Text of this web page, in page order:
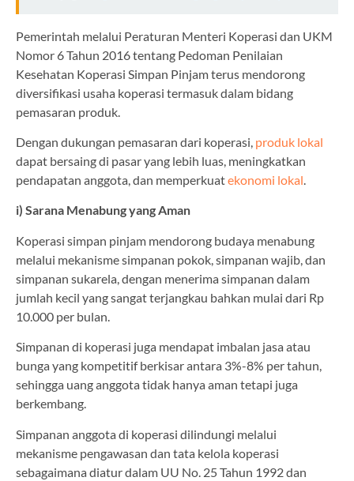
Pemerintah melalui Peraturan Menteri Koperasi dan UKM
Nomor 6 Tahun 2016 tentang Pedoman Penilaian
Kesehatan Koperasi Simpan Pinjam terus mendorong
diversifikasi usaha koperasi termasuk dalam bidang
pemasaran produk.
Dengan dukungan pemasaran dari koperasi, produk lokal
dapat bersaing di pasar yang lebih luas, meningkatkan
pendapatan anggota, dan memperkuatekonomi lokal.
i) Sarana Menabung yang Aman
Koperasi simpan pinjam mendorong budaya menabung
melalui mekanisme simpanan pokok, simpanan wajib, dan
simpanan sukarela, dengan menerima simpanan dalam
jumlah kecil yang sangat terjangkau bahkan mulai dari Rp
10.000 per bulan.
Simpanan di koperasi juga mendapat imbalan jasa atau
bunga yang kompetitif berkisar antara 3%-8% per tahun,
sehingga uang anggota tidak hanya aman tetapi juga
berkembang.
Simpanan anggota di koperasi dilindungi melalui
mekanisme pengawasan dan tata kelola koperasi
sebagaimana diatur dalam UU No. 25 Tahun 1992 dan